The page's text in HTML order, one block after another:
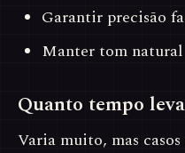
Garantir precisão
Manter tom natural
Quanto tempo
Varia muito, mas